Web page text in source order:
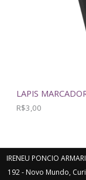
LAPIS
R$3,00
IRENEU PONCIO
192 - Novo Mundo,